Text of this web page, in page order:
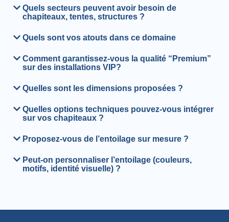
Quels secteurs peuvent avoir besoin de
chapiteaux, tentes, structures ?
Quels sont vos atouts dans ce domaine
Comment garantissez-vous la qualité “Premium”
sur des installations VIP?
Quelles sont les dimensions proposées ?
Quelles options techniques pouvez-vous intégrer
sur vos chapiteaux ?
Proposez-vous de l’entoilage sur mesure ?
Peut-on personnaliser l’entoilage (couleurs,
motifs, identité visuelle) ?